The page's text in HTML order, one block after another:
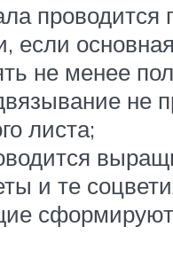
проводится
если
не менее
не
листа;
и те